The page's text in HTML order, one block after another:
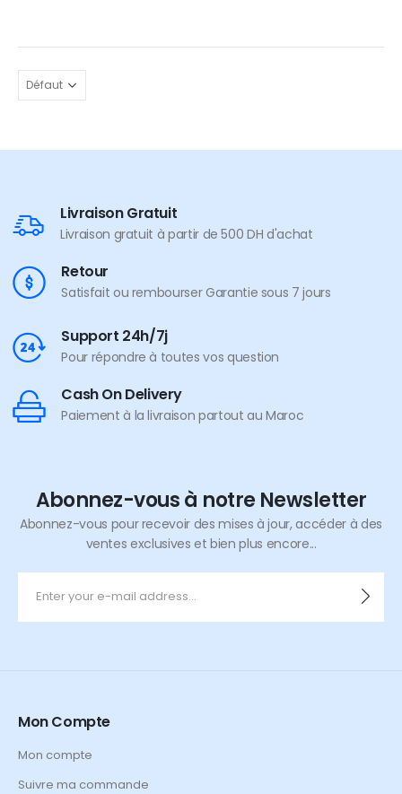
Livraison Gratuit
Livraison gratuit à partir de 500 DH d'achat
Retour
Satisfait ou rembourser Garantie sous 7 jours
Support 24h/7j
Pour répondre à toutes vos question
Cash On Delivery
Paiement à la livraison partout au Maroc
Abonnez-vous à notre Newsletter
Abonnez-vous pour recevoir des mises à jour, accéder à des
ventes exclusives et bien plus encore...
Mon Compte
Mon compte
Suivre ma commande